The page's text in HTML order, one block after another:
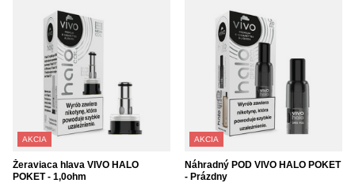
AKCIA
Žeraviaca hlava VIVO HALO
POKET - 1,0ohm
AKCIA
Náhradný POD VIVO HALO POKET
- Prázdny